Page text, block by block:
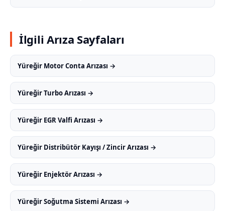
İlgili Arıza Sayfaları
Yüreğir Motor Conta Arızası →
Yüreğir Turbo Arızası →
Yüreğir EGR Valfi Arızası →
Yüreğir Distribütör Kayışı / Zincir Arızası →
Yüreğir Enjektör Arızası →
Yüreğir Soğutma Sistemi Arızası →